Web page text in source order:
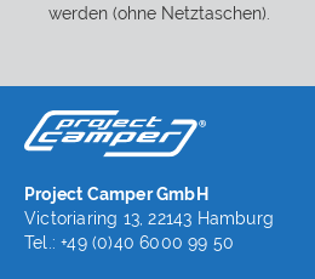
werden (ohne Netztaschen).
Project Camper GmbH
Victoriaring 13, 22143 Hamburg
Tel.: +49 (0)40 6000 99 50